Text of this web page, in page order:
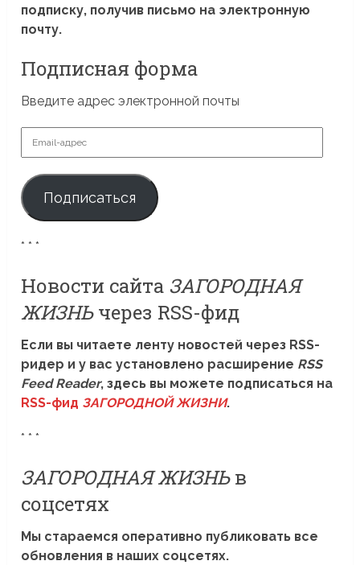
подписку, получив письмо на электронную
почту.
Подписная форма
Введите адрес электронной почты
Email-
адрес
Подписаться
* * *
Новости сайта ЗАГОРОДНАЯ
ЖИЗНЬчерез RSS-фид
Если вы читаете ленту новостей через RSS-
ридер и у вас установлено расширение RSS
Feed Reader, здесь вы можете подписаться на
RSS-фид ЗАГОРОДНОЙ ЖИЗНИ.
* * *
ЗАГОРОДНАЯ ЖИЗНЬв
соцсетях
Мы стараемся оперативно публиковать все
обновления в наших соцсетях.